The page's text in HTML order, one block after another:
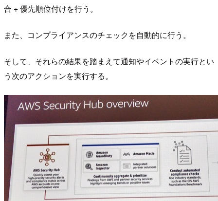
合 + 優先順位付けを行う。
また、コンプライアンスのチェックを自動的に行う。
そして、それらの結果を踏まえて通知やイベントの実行とい
う次のアクションを実行する。